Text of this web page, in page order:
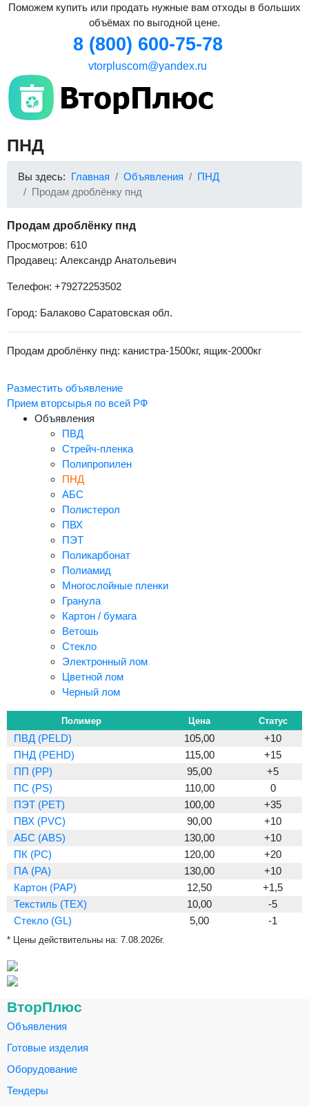
Поможем купить или продать нужные вам отходы в больших
объёмах по выгодной цене.
8 (800) 600-75-78
vtorpluscom@yandex.ru
ПНД
Вы здесь: Главная Объявления
ПНД
Продам дроблёнку пнд
Продам дроблёнку пнд
Просмотров: 610
Продавец: Александр Анатольевич
Телефон: +79272253502
Город: Балаково Саратовская обл.
Продам дроблёнку пнд: канистра-1500кг, ящик-2000кг
Разместить объявление
Прием вторсырья по всей РФ
Объявления
ПВД
Стрейч-пленка
Полипропилен
ПНД
АБС
Полистерол
ПВХ
ПЭТ
Поликарбонат
Полиамид
Многослойные пленки
Гранула
Картон / бумага
Ветошь
Стекло
Электронный лом
Цветной лом
Черный лом
Полимер Цена Статус
ПВД (PELD) 105,00
+10
ПНД (PEHD)
115,00
+15
ПП (PP)
95,00
+5
ПС (PS)
110,00
0
ПЭТ (PET)
100,00
+35
ПВХ (PVC)
90,00
+10
АБС (ABS)
130,00
+10
ПК (PC)
120,00
+20
ПА (PA)
130,00
+10
Картон (PAP)
12,50
+1,5
Текстиль (TEX)
10,00
-5
Стекло (GL)
5,00 -1
* Цены действительны на: 7.08.2026г.
ВторПлюс
Объявления
Готовые изделия
Оборудование
Тендеры